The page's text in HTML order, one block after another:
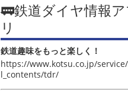
🚃鉄道ダイヤ情報
リ
鉄道趣味をもっと楽しく！
https://www.kotsu.co.jp/
l_contents/tdr/